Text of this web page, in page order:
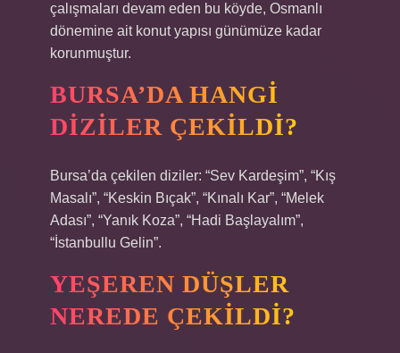
çalışmaları devam eden bu köyde, Osmanlı
dönemine ait konut yapısı günümüze kadar
korunmuştur.
BURSA’DA HANGI
DIZILER ÇEKILDI?
Bursa’da çekilen diziler: “Sev Kardeşim”, “Kış
Masalı”, “Keskin Bıçak”, “Kınalı Kar”, “Melek
Adası”, “Yanık Koza”, “Hadi Başlayalım”,
“İstanbullu Gelin”.
YEŞEREN DÜŞLER
NEREDE ÇEKILDI?